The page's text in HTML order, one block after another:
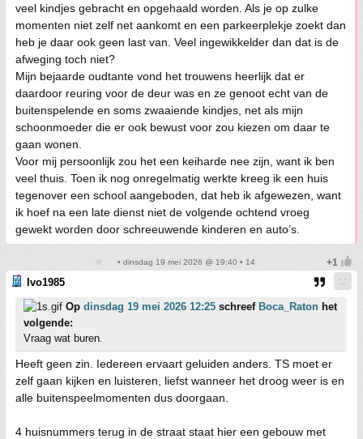
veel kindjes gebracht en opgehaald worden. Als je op zulke
momenten niet zelf net aankomt en een parkeerplekje zoekt dan
heb je daar ook geen last van. Veel ingewikkelder dan dat is de
afweging toch niet?
Mijn bejaarde oudtante vond het trouwens heerlijk dat er
daardoor reuring voor de deur was en ze genoot echt van de
buitenspelende en soms zwaaiende kindjes, net als mijn
schoonmoeder die er ook bewust voor zou kiezen om daar te
gaan wonen.
Voor mij persoonlijk zou het een keiharde nee zijn, want ik ben
veel thuis. Toen ik nog onregelmatig werkte kreeg ik een huis
tegenover een school aangeboden, dat heb ik afgewezen, want
ik hoef na een late dienst niet de volgende ochtend vroeg
gewekt worden door schreeuwende kinderen en auto’s.
• dinsdag 19 mei 2026 @ 19:40 • 14
Ivo1985
Op dinsdag 19 mei 2026 12:25 schreef Boca_Raton het
volgende:
Vraag wat buren.
Heeft geen zin. Iedereen ervaart geluiden anders. TS moet er
zelf gaan kijken en luisteren, liefst wanneer het droog weer is en
alle buitenspeelmomenten dus doorgaan.
4 huisnummers terug in de straat staat hier een gebouw met